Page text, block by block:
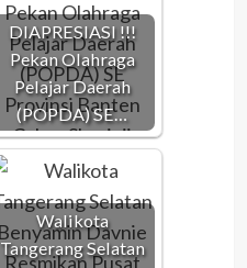
DIAPRESIASI !!!
Pekan Olahraga
Pelajar Daerah
(POPDA) SE…
Walikota
Tangerang Selatan